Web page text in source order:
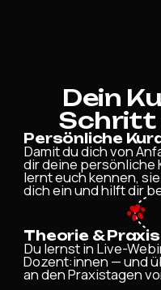
Dein
Schritt
Persönliche
Damit du dich von
dir deine persönliche
lernt euch kennen,
dich ein und hilft dir
Theorie & Praxis
Du lernst in Live-
Dozent:innen — und
an den Praxistagen